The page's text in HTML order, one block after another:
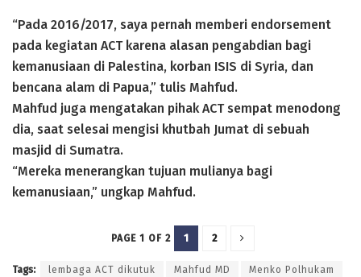
“Pada 2016/2017, saya pernah memberi endorsement
pada kegiatan ACT karena alasan pengabdian bagi
kemanusiaan di Palestina, korban ISIS di Syria, dan
bencana alam di Papua,” tulis Mahfud.
Mahfud juga mengatakan pihak ACT sempat menodong
dia, saat selesai mengisi khutbah Jumat di sebuah
masjid di Sumatra.
“Mereka menerangkan tujuan mulianya bagi
kemanusiaan,” ungkap Mahfud.
PAGE 1 OF 2 1 2
Tags: lembaga ACT dikutuk Mahfud MD Menko Polhukam